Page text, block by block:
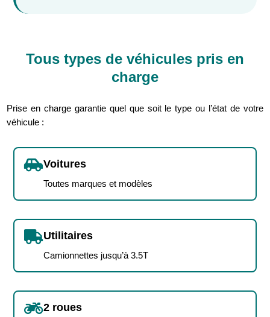
Tous types de véhicules pris en
charge
Prise en charge garantie quel que soit le type ou l’état de votre
véhicule :
Voitures
Toutes marques et modèles
Utilitaires
Camionnettes jusqu’à 3.5T
2 roues